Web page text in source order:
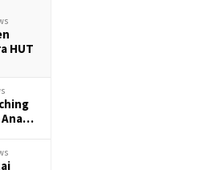
HUT
Ana…